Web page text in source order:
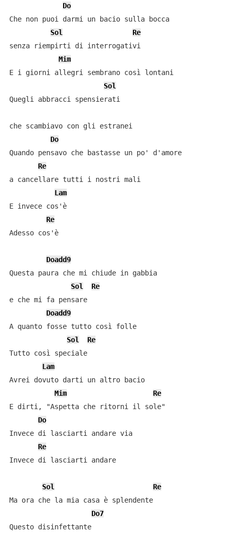
Do
Che non puoi darmi un bacio sulla bocca
Sol
Re
senza riempirti di interrogativi
Mim
E i giorni allegri sembrano così lontani
Sol
Quegli abbracci spensierati
che scambiavo con gli estranei
Do
Quando pensavo che bastasse un po' d'amore
Re
a cancellare tutti i nostri mali
Lam
E invece cos'è
Re
Adesso cos'è
Doadd9
Questa paura che mi chiude in gabbia
Sol
Re
e che mi fa pensare
Doadd9
A quanto fosse tutto così folle
Sol
Re
Tutto così speciale
Lam
Avrei dovuto darti un altro bacio
Mim
Re
E dirti, "Aspetta che ritorni il sole"
Do
Invece di lasciarti andare via
Re
Invece di lasciarti andare
Sol
Re
Ma ora che la mia casa è splendente
Do7
Questo disinfettante